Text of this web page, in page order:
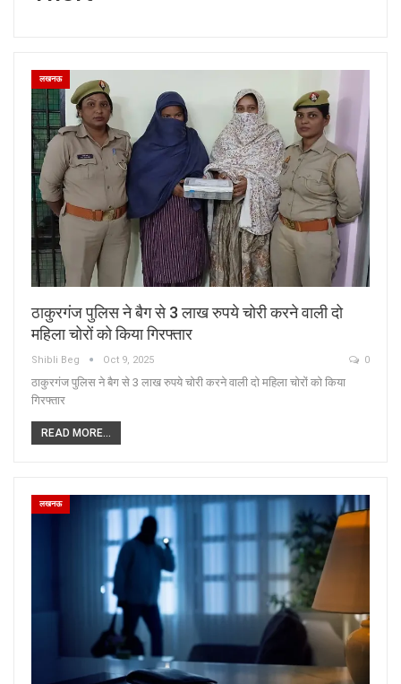
लखनऊ
ठाकुरगंज पुलिस ने बैग से 3 लाख रुपये चोरी करने वाली दो
महिला चोरों को किया गिरफ्तार
Shibli Beg Oct 9, 2025 0
ठाकुरगंज पुलिस ने बैग से 3 लाख रुपये चोरी करने वाली दो महिला चोरों को किया
गिरफ्तार
READ MORE...
लखनऊ